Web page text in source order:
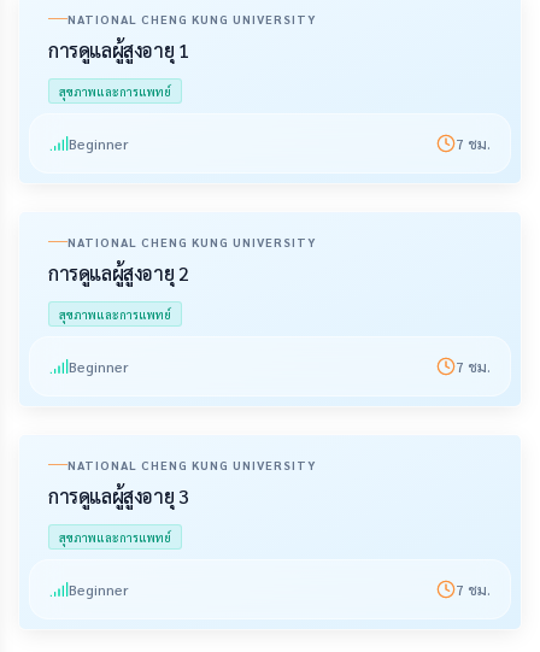
NATIONAL CHENG KUNG UNIVERSITY
การดูแลผู้สูงอายุ 1
สุขภาพและการแพทย์
Beginner 7 ชม.
NATIONAL CHENG KUNG UNIVERSITY
การดูแลผู้สูงอายุ 2
สุขภาพและการแพทย์
Beginner 7 ชม.
NATIONAL CHENG KUNG UNIVERSITY
การดูแลผู้สูงอายุ 3
สุขภาพและการแพทย์
Beginner 7 ชม.